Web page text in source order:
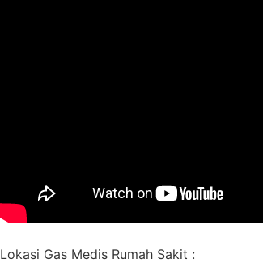
Lokasi Gas Medis Rumah Sakit :